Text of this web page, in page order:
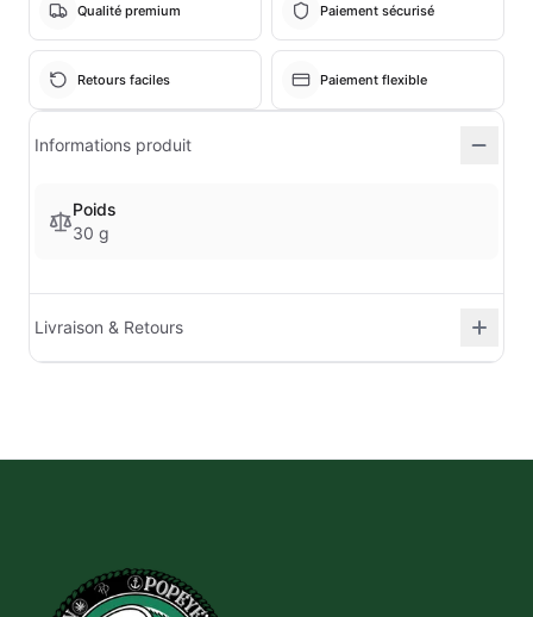
Qualité premium Paiement sécurisé
Retours faciles Paiement flexible
Informations produit
Poids
30 g
Livraison & Retours